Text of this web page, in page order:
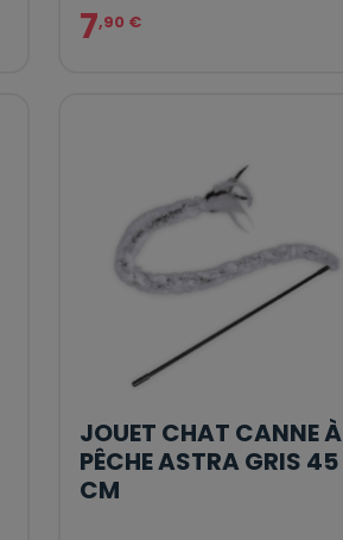
7,90 €
JOUET CHAT CANNE À
PÊCHE ASTRA GRIS 45
CM